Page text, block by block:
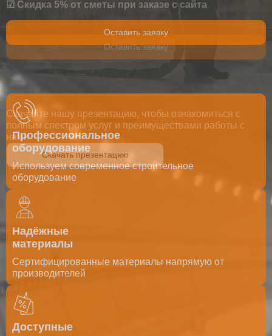
Оставить заявку
Профессиональное
оборудование
Используем современное строительное
оборудование
Надёжные
материалы
Cертифицированные материалы напрямую от
производителей
Доступные
☑ Скидка 5% от сметы при заказе с сайта
Оставить заявку
Скачать презентацию
Скачайте нашу презентацию, чтобы ознакомиться с
полным спектром услуг и преимуществами работы с
нами